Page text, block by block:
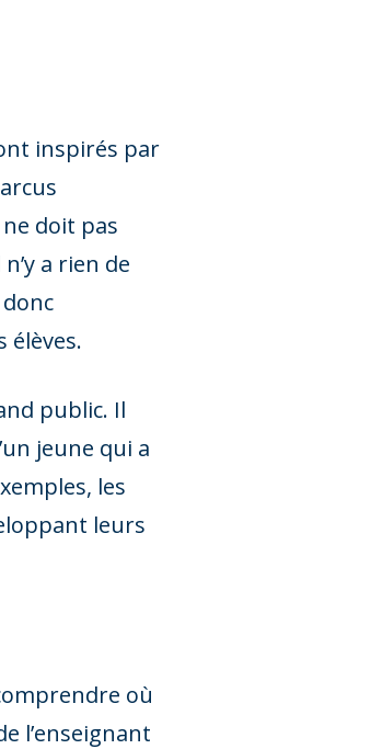
inspirés par
doit pas
a rien de
élèves.
public. Il
jeune qui a
les
leurs
où
l’enseignant